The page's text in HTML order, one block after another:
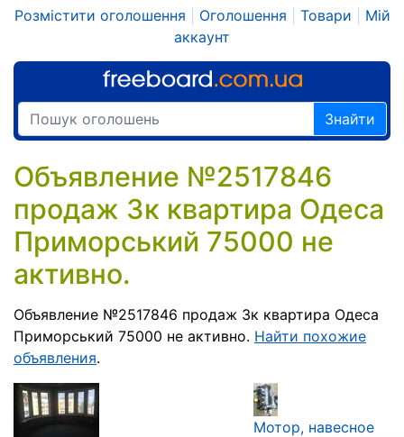
Розмістити оголошення Оголошення Товари
Мій
аккаунт
Знайти
Объявление №2517846
продаж 3к квартира Одеса
Приморський 75000 не
активно.
Объявление №2517846 продаж 3к квартира Одеса
Приморський 75000 не активно. Найти похожие
объявления.
Мотор, навесное